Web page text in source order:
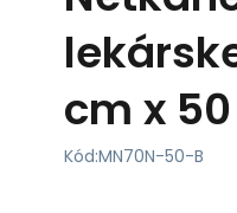
cm x
Kód:MN70N-50-B